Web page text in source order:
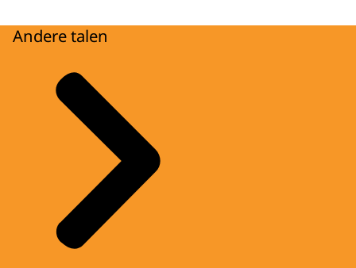
Andere talen